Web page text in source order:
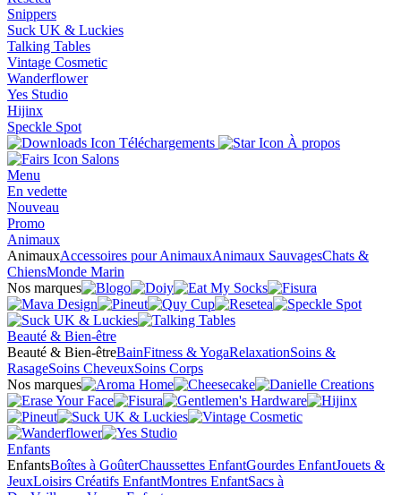
Snippers
Suck UK & Luckies
Talking Tables
Vintage Cosmetic
Wanderflower
Yes Studio
Hijinx
Speckle Spot
Téléchargements
À propos
Salons
Menu
En vedette
Nouveau
Promo
Animaux
AnimauxAccessoires pour AnimauxAnimaux SauvagesChats &
ChiensMonde Marin
Nos marques
Beauté & Bien-être
Beauté & Bien-êtreBainFitness & YogaRelaxationSoins &
RasageSoins CheveuxSoins Corps
Nos marques
Enfants
EnfantsBoîtes à GoûterChaussettes EnfantGourdes EnfantJouets &
JeuxLoisirs Créatifs EnfantMontres EnfantSacs à